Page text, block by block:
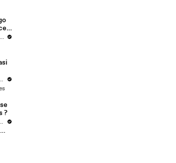
|
Major League Soccer
?
il y a 4 semaines